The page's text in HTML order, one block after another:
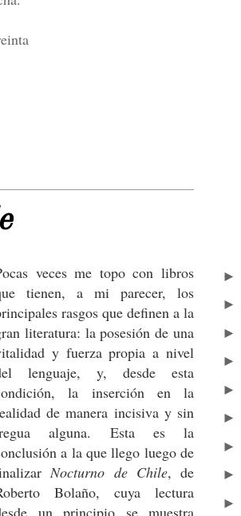
veces me topo con libros
tienen, a mi parecer, los
rasgos que definen a la
literatura: la posesión de una
y fuerza propia a nivel
lenguaje, y, desde esta
la inserción en la
de manera incisiva y sin
alguna. Esta es la
a la que llego luego de
Nocturno de Chile, de
Bolaño, cuya lectura
►
►
►
►
►
►
►
►
►